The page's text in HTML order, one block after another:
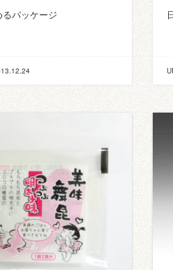
パッケージ